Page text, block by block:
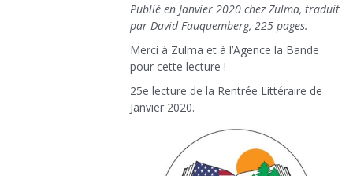
Publié en Janvier 2020 chez Zulma, traduit
par David Fauquemberg, 225 pages.
Merci à Zulma et à l’Agence la Bande
pour cette lecture !
25e lecture de la Rentrée Littéraire de
Janvier 2020.